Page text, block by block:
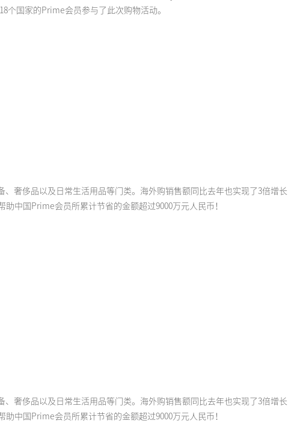
个国家的Prime会员参与了此次购物活动。
奢侈品以及日常生活用品等门类。海外购销售额同比去年也实现了3倍增
中国Prime会员所累计节省的金额超过9000万元人民币！
奢侈品以及日常生活用品等门类。海外购销售额同比去年也实现了3倍增
中国Prime会员所累计节省的金额超过9000万元人民币！